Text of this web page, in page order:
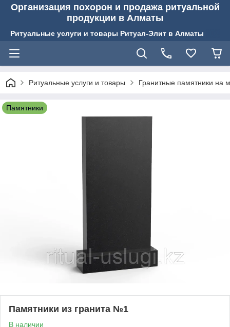
Организация похорон и продажа ритуальной
продукции в Алматы
Ритуальные услуги и товары Ритуал-Элит в Алматы
Ритуальные услуги и товары Гранитные памятники на
Памятники
Памятники из гранита №1
В наличии